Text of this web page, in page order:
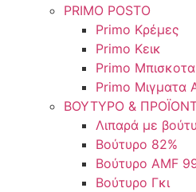
PRIMO POSTO
Primo Κρέμες
Primo Κεικ
Primo Μπισκοτα
Primo Μιγματα
ΒΟΥΤΥΡΟ &
Λιπαρά με
Βούτυρο 82%
Βούτυρο AMF
Βούτυρο Γκι